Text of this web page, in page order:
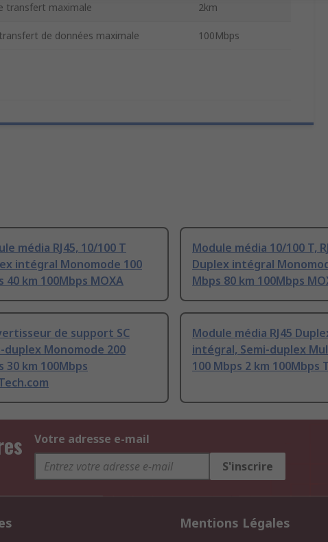
transfert maximale 2km
de données maximale 100Mbps
média RJ45, 10/100 T
intégral Monomode 100
40 km 100Mbps MOXA
Module média 10/100 T,
Duplex intégral
Mbps 80 km 100Mbps
de support SC
duplex Monomode 200
30 km 100Mbps
Module média RJ45
intégral, Semi-duplex
100 Mbps 2 km 100Mbps
Votre adresse e-mail
S'inscrire
Mentions Légales